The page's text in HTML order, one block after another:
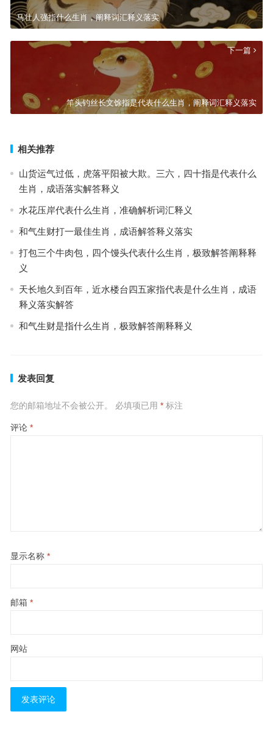
马壮人强指什么生肖，阐释词汇释义落实
下一篇
竿头钓丝长文馀指是代表什么生肖，阐释词汇释义落实
相关推荐
山货运气过低，虎落平阳被大欺。三六，四十指是代表什么
生肖，成语落实解答释义
水花压岸代表什么生肖，准确解析词汇释义
和气生财打一最佳生肖，成语解答释义落实
打包三个牛肉包，四个馒头代表什么生肖，极致解答阐释释
义
天长地久到百年，近水楼台四五家指代表是什么生肖，成语
释义落实解答
和气生财是指什么生肖，极致解答阐释释义
发表回复
您的邮箱地址不会被公开。 必填项已用 *标注
评论 *
显示名称 *
邮箱 *
网站